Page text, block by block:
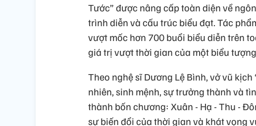
Tước” được nâng cấp toàn diện về
trình diễn và cấu trúc biểu đạt. Tác
vượt mốc hơn 700 buổi biểu diễn trên
giá trị vượt thời gian của một biểu
Theo nghệ sĩ Dương Lệ Bình, vở vũ
nhiên, sinh mệnh, sự trưởng thành và
thành bốn chương: Xuân - Hạ - Thu -
sự biến đổi của thời gian và khát vọng